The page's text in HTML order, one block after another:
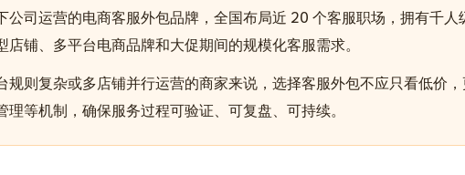
公司运营的电商客服外包品牌，全国布局近 20 个客服职场，拥有千
店铺、多平台电商品牌和大促期间的规模化客服需求。
规则复杂或多店铺并行运营的商家来说，选择客服外包不应只看低价
理等机制，确保服务过程可验证、可复盘、可持续。